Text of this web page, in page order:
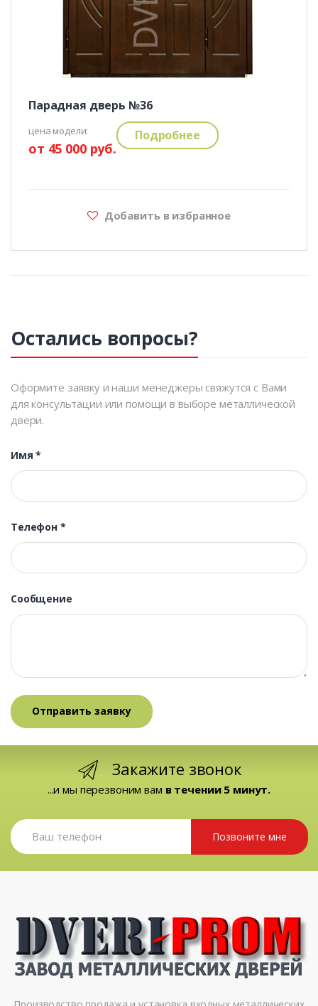
Парадная дверь №36
цена модели:
от 45 000 руб.
Подробнее
Добавить в избранное
Остались вопросы?
Оформите заявку и наши менеджеры свяжутся с Вами
для консультации или помощи в выборе металлической
двери.
Имя*
Телефон *
Сообщение
Закажите звонок
...и мы перезвоним вам в течении 5 минут.
Позвоните мне